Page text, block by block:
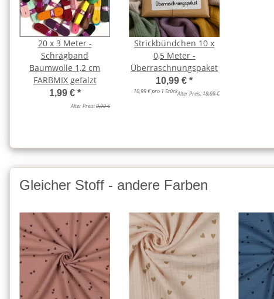
20 x 3 Meter -
Schrägband
Baumwolle 1,2 cm
FARBMIX gefalzt
1,99 € *
Alter Preis:9,99 €
Strickbündchen 10 x
0,5 Meter -
Überraschnungspaket
10,99 €*
10,99 € pro 1 StückAlter Preis:19,99 €
Gleicher Stoff - andere Farben